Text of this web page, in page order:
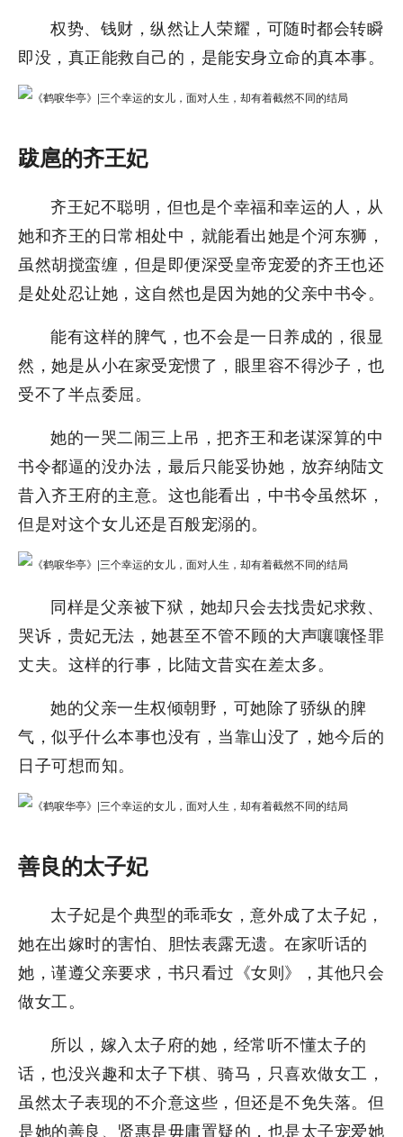
权势、钱财，纵然让人荣耀，可随时都会转瞬
即没，真正能救自己的，是能安身立命的真本事。
跋扈的齐王妃
齐王妃不聪明，但也是个幸福和幸运的人，从
她和齐王的日常相处中，就能看出她是个河东狮，
虽然胡搅蛮缠，但是即便深受皇帝宠爱的齐王也还
是处处忍让她，这自然也是因为她的父亲中书令。
能有这样的脾气，也不会是一日养成的，很显
然，她是从小在家受宠惯了，眼里容不得沙子，也
受不了半点委屈。
她的一哭二闹三上吊，把齐王和老谋深算的中
书令都逼的没办法，最后只能妥协她，放弃纳陆文
昔入齐王府的主意。这也能看出，中书令虽然坏，
但是对这个女儿还是百般宠溺的。
同样是父亲被下狱，她却只会去找贵妃求救、
哭诉，贵妃无法，她甚至不管不顾的大声嚷嚷怪罪
丈夫。这样的行事，比陆文昔实在差太多。
她的父亲一生权倾朝野，可她除了骄纵的脾
气，似乎什么本事也没有，当靠山没了，她今后的
日子可想而知。
善良的太子妃
太子妃是个典型的乖乖女，意外成了太子妃，
她在出嫁时的害怕、胆怯表露无遗。在家听话的
她，谨遵父亲要求，书只看过《女则》，其他只会
做女工。
所以，嫁入太子府的她，经常听不懂太子的
话，也没兴趣和太子下棋、骑马，只喜欢做女工，
虽然太子表现的不介意这些，但还是不免失落。但
是她的善良、贤惠是毋庸置疑的，也是太子宠爱她